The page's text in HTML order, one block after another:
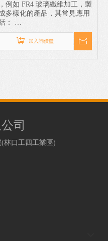
例如 FR4 玻璃纖維加工，製
多樣化的產品，其常見應用
：
電氣絕緣零件：用於製造電
產品的絕緣部件、PCB（印刷
板）治具及測試板。
補強：在軟性電路板
絕緣與支撐。
加入詢價籃
司
林口工四工業區)